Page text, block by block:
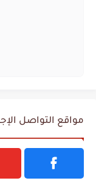
مواقع التواصل